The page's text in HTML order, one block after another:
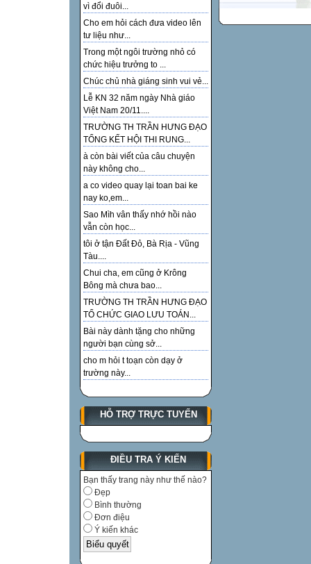
vì đổi đuôi...
Cho em hỏi cách đưa video lên
tư liệu như...
Trong một ngôi trường nhỏ có
chức hiệu trưởng to ...
Chúc chủ nhà giáng sinh vui vẻ...
Lễ KN 32 năm ngày Nhà giáo
Việt Nam 20/11....
TRƯỜNG TH TRẦN HƯNG ĐẠO
TỔNG KẾT HỘI THI RUNG...
à còn bài viết của câu chuyện
này không cho...
a co video quay lại toan bai ke
nay ko,em...
Sao Mìh vân thấy nhớ hồi nào
vẫn còn học...
tôi ở tận Đất Đỏ, Bà Rịa - Vũng
Tàu....
Chui cha, em cũng ở Krông
Bông mà chưa bao...
TRƯỜNG TH TRẦN HƯNG ĐẠO
TỔ CHỨC GIAO LƯU TOÁN...
Bài này dành tặng cho những
người bạn cùng sở...
cho m hỏi t toạn còn dạy ở
trường này...
HỖ TRỢ TRỰC TUYẾN
ĐIỀU TRA Ý KIẾN
Bạn thấy trang này như thế nào?
Đẹp
Bình thường
Đơn điệu
Ý kiến khác